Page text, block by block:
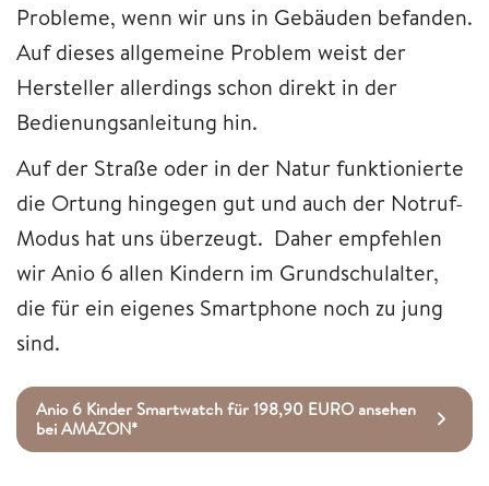
Probleme, wenn wir uns in Gebäuden befanden.
Auf dieses allgemeine Problem weist der
Hersteller allerdings schon direkt in der
Bedienungsanleitung hin.
Auf der Straße oder in der Natur funktionierte
die Ortung hingegen gut und auch der Notruf-
Modus hat uns überzeugt. Daher empfehlen
wir Anio 6 allen Kindern im Grundschulalter,
die für ein eigenes Smartphone noch zu jung
sind.
Anio 6 Kinder Smartwatch für 198,90 EURO ansehen
bei AMAZON*